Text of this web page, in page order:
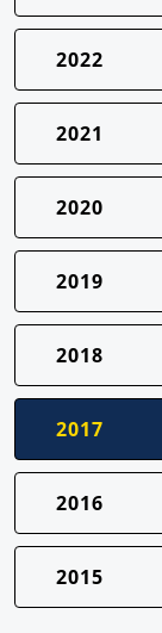
2022
2021
2020
2019
2018
2017
2016
2015